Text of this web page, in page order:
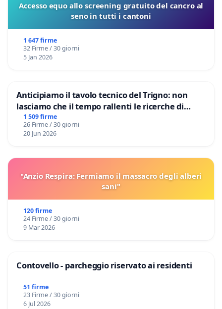
Accesso equo allo screening gratuito del cancro al
seno in tutti i cantoni
1 647 firme
32 Firme / 30 giorni
5 Jan 2026
Anticipiamo il tavolo tecnico del Trigno: non
lasciamo che il tempo rallenti le ricerche di
Domenico Racanati
1 509 firme
26 Firme / 30 giorni
20 Jun 2026
"Anzio Respira: Fermiamo il massacro degli alberi
sani"
120 firme
24 Firme / 30 giorni
9 Mar 2026
Contovello - parcheggio riservato ai residenti
51 firme
23 Firme / 30 giorni
6 Jul 2026